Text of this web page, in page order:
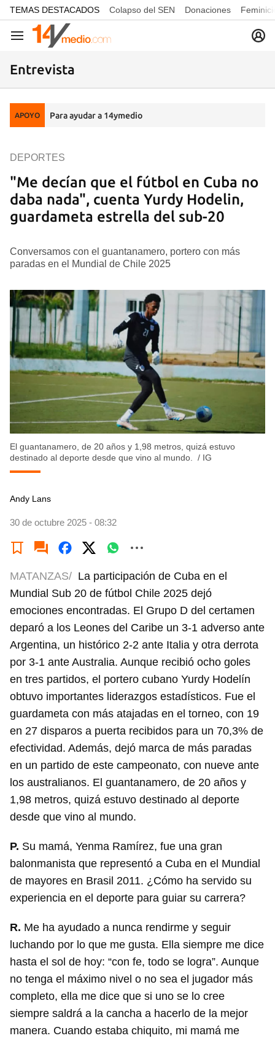
common.go-to-content
TEMAS DESTACADOS Colapso del SEN Donaciones
Navegación
Entrevista
APOYO Para ayudar a 14ymedio
"Me decían que el fútbol en Cuba no
daba nada", cuenta Yurdy Hodelin,
guardameta estrella del sub-20
DEPORTES
Conversamos con el guantanamero, portero con más
paradas en el Mundial de Chile 2025
El guantanamero, de 20 años y 1,98 metros, quizá estuvo
destinado al deporte desde que vino al mundo. / IG
Andy Lans
30 de octubre 2025 - 08:32
MATANZAS/ La participación de Cuba en el
Mundial Sub 20 de fútbol Chile 2025 dejó
emociones encontradas. El Grupo D del certamen
deparó a los Leones del Caribe un 3-1 adverso ante
Argentina, un histórico 2-2 ante Italia y otra derrota
por 3-1 ante Australia. Aunque recibió ocho goles
en tres partidos, el portero cubano Yurdy Hodelín
obtuvo importantes liderazgos estadísticos. Fue el
guardameta con más atajadas en el torneo, con 19
en 27 disparos a puerta recibidos para un 70,3% de
efectividad. Además, dejó marca de más paradas
en un partido de este campeonato, con nueve ante
los australianos. El guantanamero, de 20 años y
1,98 metros, quizá estuvo destinado al deporte
desde que vino al mundo.
P. Su mamá, Yenma Ramírez, fue una gran
balonmanista que representó a Cuba en el Mundial
de mayores en Brasil 2011. ¿Cómo ha servido su
experiencia en el deporte para guiar su carrera?
R. Me ha ayudado a nunca rendirme y seguir
luchando por lo que me gusta. Ella siempre me dice
hasta el sol de hoy: “con fe, todo se logra”. Aunque
no tenga el máximo nivel o no sea el jugador más
completo, ella me dice que si uno se lo cree
siempre saldrá a la cancha a hacerlo de la mejor
manera. Cuando estaba chiquito, mi mamá me